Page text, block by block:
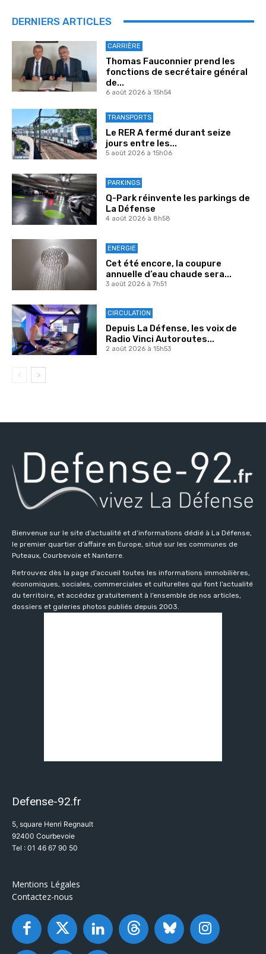
DERNIERS ARTICLES
CARRIÈRE
Thomas Fauconnier prend les
fonctions de secrétaire général
de...
6 août 2026 à 15h54
TRANSPORTS
Le RER A fermé durant seize
jours entre les...
5 août 2026 à 15h06
PARKINGS
Q-Park réinvente les parkings de
La Défense
4 août 2026 à 8h58
ENERGIE
Cet été encore, la coupure
annuelle d’eau chaude sera...
3 août 2026 à 7h51
CIRCULATION
Depuis La Défense, les voix de
Radio Vinci Autoroutes...
2 août 2026 à 15h53
Bienvenue sur le site d’actualité et d’informations dédié à La Défense,
le premier quartier d’affaire en Europe, situé sur les communes de
Puteaux, Courbevoie et Nanterre.
Retrouvez dès la page d’accueil toutes les informations immobilières,
économiques, sociales, commerciales et culturelles qui font l’actualité
du territoire, et accédez gratuitement à l’ensemble de nos articles,
dossiers et galeries photos publiés depuis 2003.
Defense-92.fr
5, square Henri Regnault
92400 Courbevoie
Tel : 01 46 67 90 50
Mentions Légales
Contactez-nous